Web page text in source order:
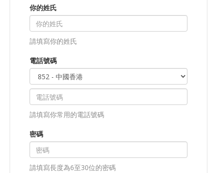
你的姓氏
請填寫你的姓氏
電話號碼
請填寫你常用的電話號碼
密碼
請填寫長度為6至30位的密碼